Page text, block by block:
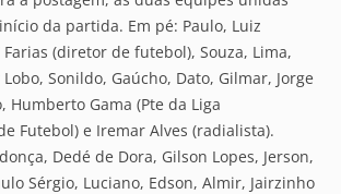
da partida. Em pé: Paulo, Luiz
Farias (diretor de futebol), Souza, Lima,
Sonildo, Gaúcho, Dato, Gilmar, Jorge
Humberto Gama (Pte da Liga
Futebol) e Iremar Alves (radialista).
Dedé de Dora, Gilson Lopes, Jerson,
Sérgio, Luciano, Edson, Almir, Jairzinho